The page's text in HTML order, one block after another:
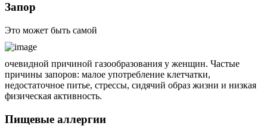
Запор
Это может быть самой
очевидной причиной газообразования у женщин. Частые
причины запоров: малое употребление клетчатки,
недостаточное питье, стрессы, сидячий образ жизни и низкая
физическая активность.
Пищевые аллергии